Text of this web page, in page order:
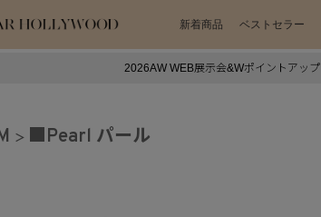
新着商品 ベストセラー
タッフイチ押し（通勤パールアクセ）
2026AW WEB展示会&Wポイントアップ
■Pearl パール